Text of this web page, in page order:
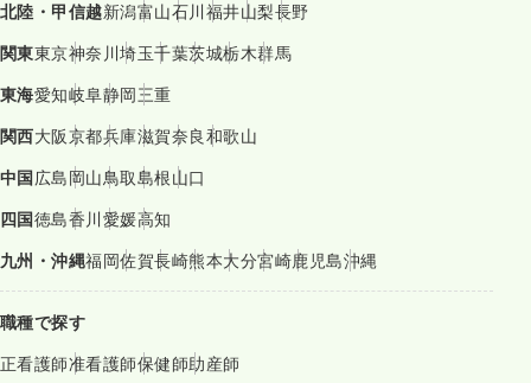
北陸・甲信越新潟富山石川福井山梨長野
関東東京神奈川埼玉千葉茨城栃木群馬
東海愛知岐阜静岡三重
関西大阪京都兵庫滋賀奈良和歌山
中国広島岡山鳥取島根山口
四国徳島香川愛媛高知
九州・沖縄福岡佐賀長崎熊本大分宮崎鹿児島沖縄
職種で探す
正看護師准看護師保健師助産師